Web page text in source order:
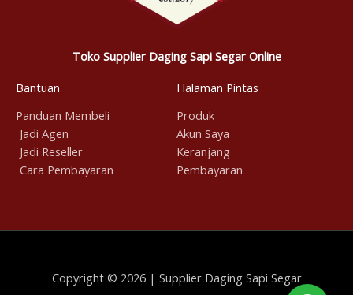
Toko Supplier Daging Sapi Segar Online
Bantuan
Panduan Membeli
Jadi Agen
Jadi Reseller
Cara Pembayaran
Halaman Pintas
Produk
Akun Saya
Keranjang
Pembayaran
Copyright © 2026 | Supplier Daging Sapi Segar